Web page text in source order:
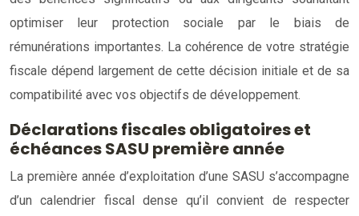
optimiser leur protection sociale par le biais de
rémunérations importantes. La cohérence de votre stratégie
fiscale dépend largement de cette décision initiale et de sa
compatibilité avec vos objectifs de développement.
Déclarations fiscales obligatoires et
échéances SASU première année
La première année d’exploitation d’une SASU s’accompagne
d’un calendrier fiscal dense qu’il convient de respecter